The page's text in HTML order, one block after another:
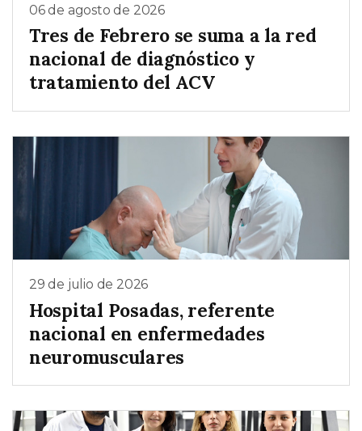
06 de agosto de 2026
Tres de Febrero se suma a la red
nacional de diagnóstico y
tratamiento del ACV
29 de julio de 2026
Hospital Posadas, referente
nacional en enfermedades
neuromusculares